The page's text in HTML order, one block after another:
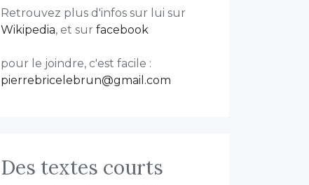
Retrouvez plus d'infos sur lui sur
Wikipedia, et sur facebook
pour le joindre, c'est facile :
pierrebricelebrun@gmail.com
Des textes courts